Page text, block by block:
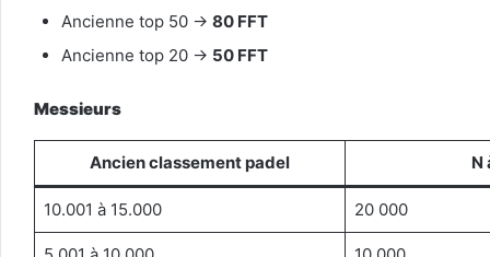
Ancienne top 50 → 80 FFT
Ancienne top 20 → 50 FFT
Messieurs
Ancien classement padel N
10.001 à 15.000 20 000